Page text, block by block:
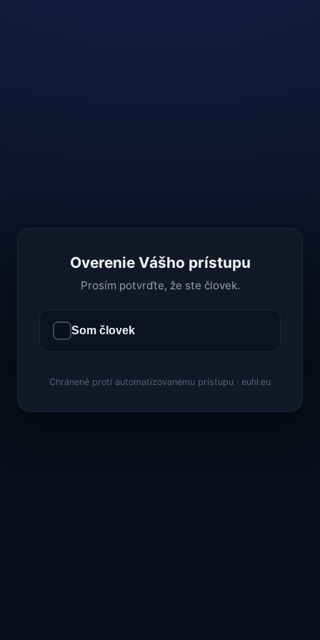
Overenie Vášho prístupu
Prosím potvrďte, že ste človek.
Som človek
Chránené proti automatizovanému prístupu · euhl.eu